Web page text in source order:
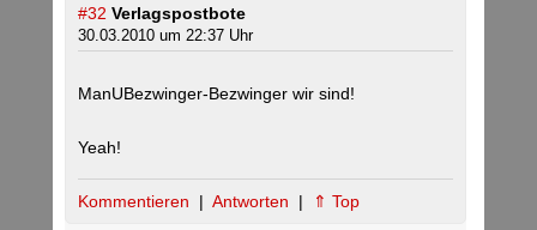
#32 Verlagspostbote
30.03.2010 um 22:37 Uhr
ManUBezwinger-Bezwinger wir sind!
Yeah!
Kommentieren | Antworten | ⇑ Top